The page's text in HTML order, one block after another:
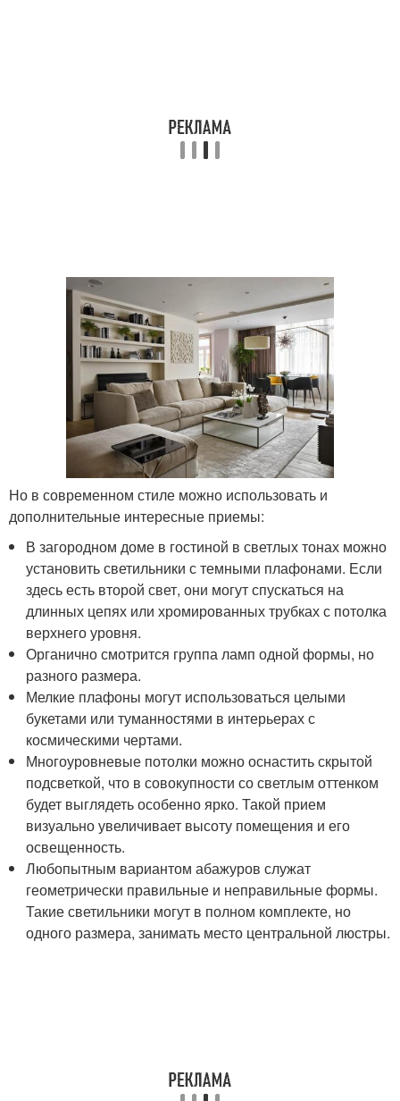
Но в современном стиле можно использовать и
дополнительные интересные приемы:
В загородном доме в гостиной в светлых тонах можно
установить светильники с темными плафонами. Если
здесь есть второй свет, они могут спускаться на
длинных цепях или хромированных трубках с потолка
верхнего уровня.
Органично смотрится группа ламп одной формы, но
разного размера.
Мелкие плафоны могут использоваться целыми
букетами или туманностями в интерьерах с
космическими чертами.
Многоуровневые потолки можно оснастить скрытой
подсветкой, что в совокупности со светлым оттенком
будет выглядеть особенно ярко. Такой прием
визуально увеличивает высоту помещения и его
освещенность.
Любопытным вариантом абажуров служат
геометрически правильные и неправильные формы.
Такие светильники могут в полном комплекте, но
одного размера, занимать место центральной люстры.